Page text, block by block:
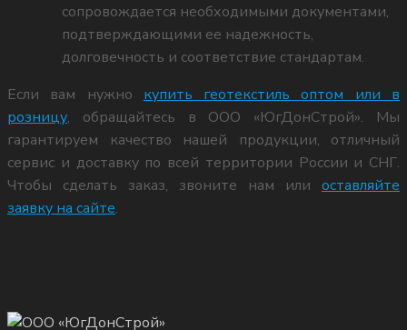
сопровождается необходимыми документами,
подтверждающими ее надежность,
долговечность и соответствие стандартам.
Если вам нужно купить геотекстиль оптом или в
розницу, обращайтесь в ООО «ЮгДонСтрой». Мы
гарантируем качество нашей продукции, отличный
сервис и доставку по всей территории России и СНГ.
Чтобы сделать заказ, звоните нам или оставляйте
заявку на сайте.